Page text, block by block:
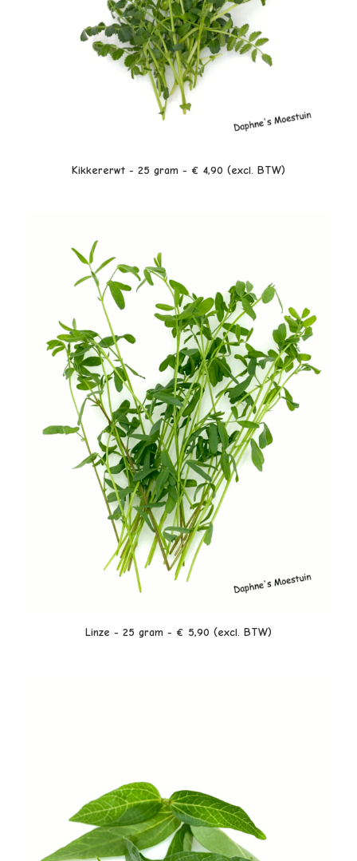
LEES VERDER
Kikkererwt - 25 gram - € 4,90 (excl. BTW)
LEES VERDER
Linze - 25 gram - € 5,90 (excl. BTW)